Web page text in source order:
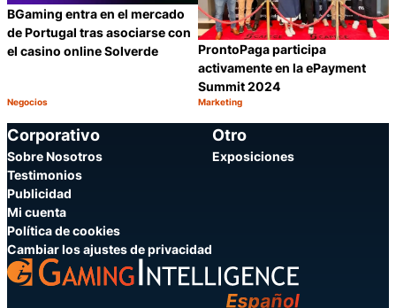
BGaming entra en el mercado
de Portugal tras asociarse con
el casino online Solverde
Categoría:
Negocios
Compartir
ProntoPaga participa
activamente en la ePayment
Summit 2024
Categoría:
Marketing
Corporativo
Sobre Nosotros
Testimonios
Publicidad
Mi cuenta
Política de cookies
Cambiar los ajustes de privacidad
Otro
Exposiciones